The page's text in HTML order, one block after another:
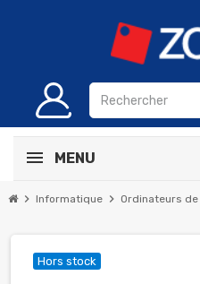
MENU
chevron_right Informatique chevron_right Ordinateurs
Hors stock